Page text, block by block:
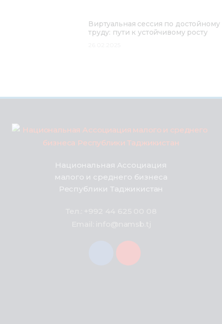
Виртуальная сессия по достойному
труду: пути к устойчивому росту
Национальная Ассоциация
малого и среднего бизнеса
Республики Таджикистан